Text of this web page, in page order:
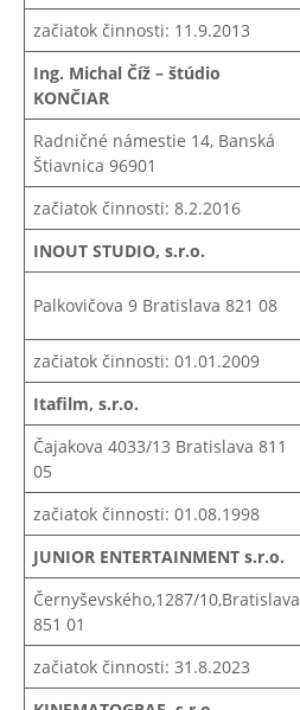
začiatok činnosti: 11.9.2013
Ing. Michal Číž – štúdio
KONČIAR
Radničné námestie 14, Banská
Štiavnica 96901
začiatok činnosti: 8.2.2016
INOUT STUDIO, s.r.o.
Palkovičova 9 Bratislava 821 08
začiatok činnosti: 01.01.2009
Itafilm, s.r.o.
Čajakova 4033/13 Bratislava 811
05
začiatok činnosti: 01.08.1998
JUNIOR ENTERTAINMENT s.r.o.
Černyševského,1287/10,Bratislava
851 01
začiatok činnosti: 31.8.2023